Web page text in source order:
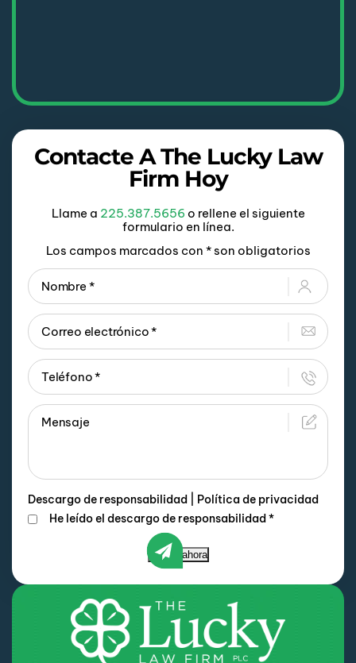
Contacte A The Lucky Law
Firm Hoy
Llame a 225.387.5656 o rellene el siguiente
formulario en línea.
Los campos marcados con * son obligatorios
Descargo de responsabilidad
Política de privacidad
He leído el descargo de responsabilidad *
Enviar ahora